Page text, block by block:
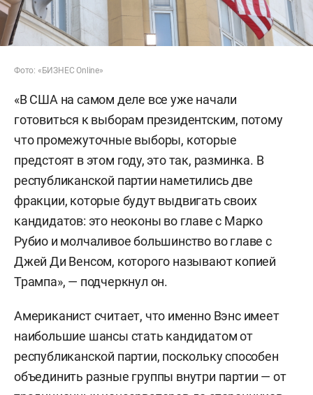
Фото: «БИЗНЕС Online»
«В США на самом деле все уже начали
готовиться к выборам президентским, потому
что промежуточные выборы, которые
предстоят в этом году, это так, разминка. В
республиканской партии наметились две
фракции, которые будут выдвигать своих
кандидатов: это неоконы во главе с Марко
Рубио и молчаливое большинство во главе с
Джей Ди Венсом, которого называют копией
Трампа», — подчеркнул он.
Американист считает, что именно Вэнс имеет
наибольшие шансы стать кандидатом от
республиканской партии, поскольку способен
объединить разные группы внутри партии — от